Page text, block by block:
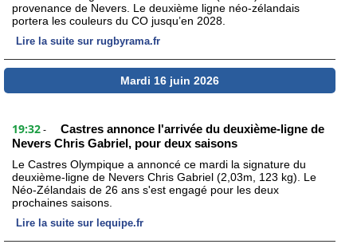
provenance de Nevers. Le deuxième ligne néo-zélandais
portera les couleurs du CO jusqu’en 2028.
Lire la suite sur rugbyrama.fr
Mardi 16 juin 2026
19:32 -
Castres annonce l'arrivée du deuxième-ligne de
Nevers Chris Gabriel, pour deux saisons
Le Castres Olympique a annoncé ce mardi la signature du
deuxième-ligne de Nevers Chris Gabriel (2,03m, 123 kg). Le
Néo-Zélandais de 26 ans s'est engagé pour les deux
prochaines saisons.
Lire la suite sur lequipe.fr